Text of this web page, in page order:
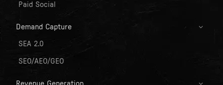
Paid Social
Demand Capture
SEA 2.0
SEO/AEO/GEO